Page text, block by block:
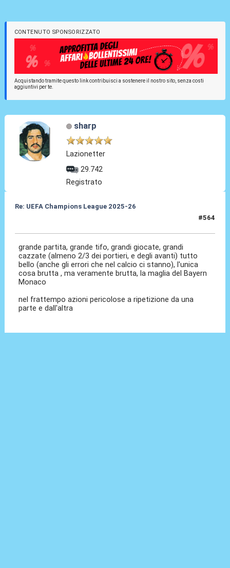
CONTENUTO SPONSORIZZATO
Acquistando tramite questo link contribuisci a sostenere il nostro sito, senza costi
aggiuntivi per te.
sharp
Lazionetter
29.742
Registrato
Re: UEFA Champions League 2025-26
#564
grande partita, grande tifo, grandi giocate, grandi
cazzate (almeno 2/3 dei portieri, e degli avanti) tutto
bello (anche gli errori che nel calcio ci stanno), l'unica
cosa brutta , ma veramente brutta, la maglia del Bayern
Monaco
nel frattempo azioni pericolose a ripetizione da una
parte e dall'altra